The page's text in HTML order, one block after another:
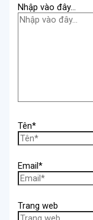
Nhập vào đây...
Tên*
Email*
Trang web